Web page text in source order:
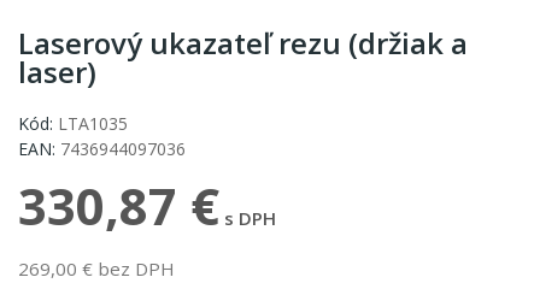
Laserový ukazateľ rezu (držiak a
laser)
Kód: LTA1035
EAN: 7436944097036
330,87 € s DPH
269,00 € bez DPH